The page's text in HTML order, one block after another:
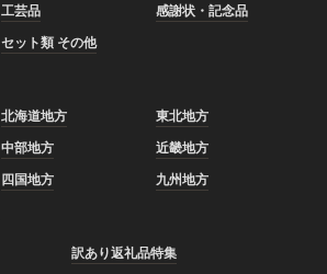
工芸品
感謝状・記念品
セット類 その他
北海道地方
東北地方
中部地方
近畿地方
四国地方 九州地方
訳あり返礼品特集